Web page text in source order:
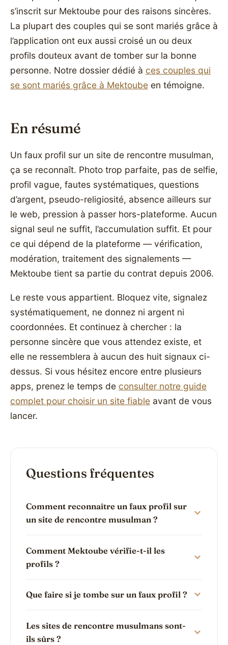
s’inscrit sur Mektoube pour des raisons sincères.
La plupart des couples qui se sont mariés grâce à
l’application ont eux aussi croisé un ou deux
profils douteux avant de tomber sur la bonne
personne. Notre dossier dédié à ces couples qui
se sont mariés grâce à Mektoube en témoigne.
En résumé
Un faux profil sur un site de rencontre musulman,
ça se reconnaît. Photo trop parfaite, pas de selfie,
profil vague, fautes systématiques, questions
d’argent, pseudo-religiosité, absence ailleurs sur
le web, pression à passer hors-plateforme. Aucun
signal seul ne suffit, l’accumulation suffit. Et pour
ce qui dépend de la plateforme — vérification,
modération, traitement des signalements —
Mektoube tient sa partie du contrat depuis 2006.
Le reste vous appartient. Bloquez vite, signalez
systématiquement, ne donnez ni argent ni
coordonnées. Et continuez à chercher : la
personne sincère que vous attendez existe, et
elle ne ressemblera à aucun des huit signaux ci-
dessus. Si vous hésitez encore entre plusieurs
apps, prenez le temps de consulter notre guide
complet pour choisir un site fiable avant de vous
lancer.
Questions fréquentes
Comment reconnaître un faux profil sur
un site de rencontre musulman ?
Comment Mektoube vérifie-t-il les
profils ?
Que faire si je tombe sur un faux profil ?
Les sites de rencontre musulmans sont-
ils sûrs ?